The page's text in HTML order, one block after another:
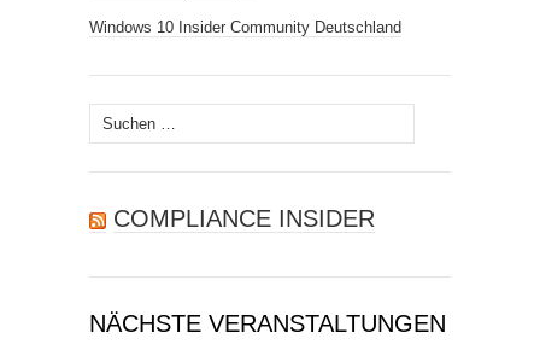
Windows 10 Insider Community Deutschland
Suchen
nach:
COMPLIANCE INSIDER
NÄCHSTE VERANSTALTUNGEN